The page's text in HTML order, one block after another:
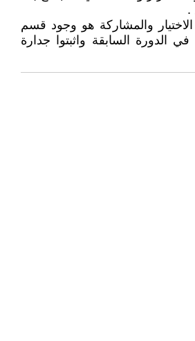
.
والمشاركة هو وجود قسم
الدورة السابقة واثبتوا جدارة